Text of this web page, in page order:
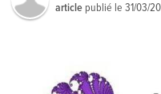
article publié le31/03/